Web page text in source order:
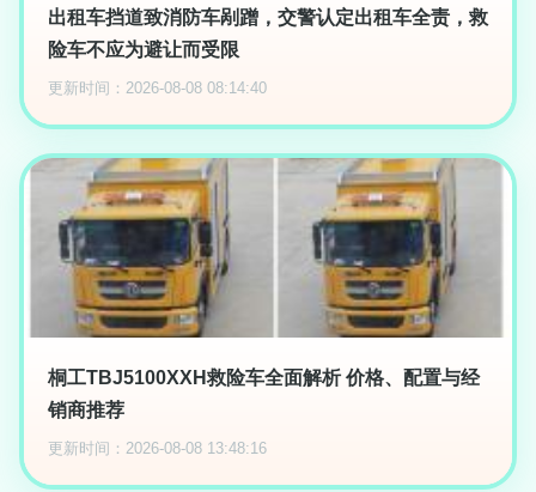
出租车挡道致消防车剐蹭，交警认定出租车全责，救
险车不应为避让而受限
更新时间：2026-08-08 08:14:40
桐工TBJ5100XXH救险车全面解析 价格、配置与经
销商推荐
更新时间：2026-08-08 13:48:16